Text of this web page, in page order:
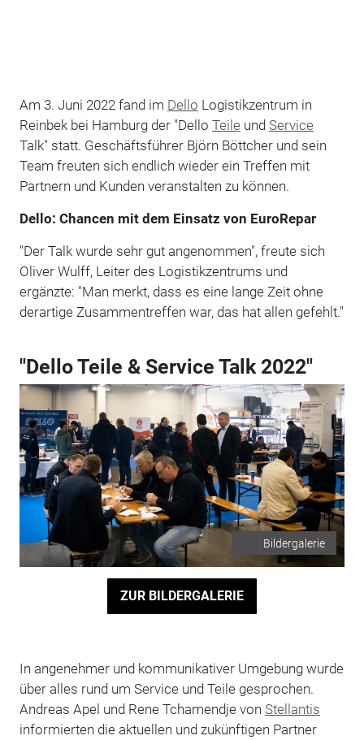
Am 3. Juni 2022 fand im Dello Logistikzentrum in
Reinbek bei Hamburg der "Dello Teile und Service
Talk" statt. Geschäftsführer Björn Böttcher und sein
Team freuten sich endlich wieder ein Treffen mit
Partnern und Kunden veranstalten zu können.
Dello: Chancen mit dem Einsatz von EuroRepar
"Der Talk wurde sehr gut angenommen", freute sich
Oliver Wulff, Leiter des Logistikzentrums und
ergänzte: "Man merkt, dass es eine lange Zeit ohne
derartige Zusammentreffen war, das hat allen gefehlt."
"Dello Teile & Service Talk 2022"
Bildergalerie
ZUR BILDERGALERIE
In angenehmer und kommunikativer Umgebung wurde
über alles rund um Service und Teile gesprochen.
Andreas Apel und Rene Tchamendje von Stellantis
informierten die aktuellen und zukünftigen Partner